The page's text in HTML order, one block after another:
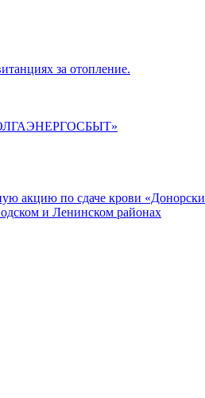
за отопление.
акцию по сдаче крови «Донорски
и Ленинском районах